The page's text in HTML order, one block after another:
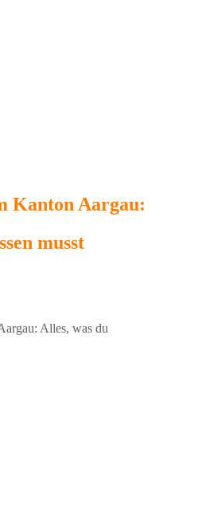
Kanton Aargau:
musst
Alles, was du